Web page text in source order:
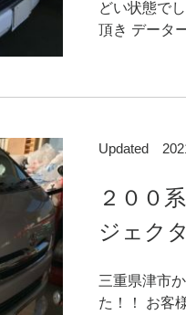
どい状態で
頂き データ
Updated
２００
ジェク
三重県津市
た！！ お客